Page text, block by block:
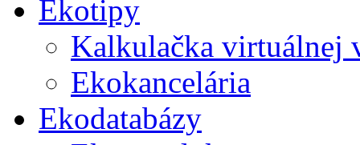
Ekotipy
Kalkulačka virtuálnej
Ekokancelária
Ekodatabázy